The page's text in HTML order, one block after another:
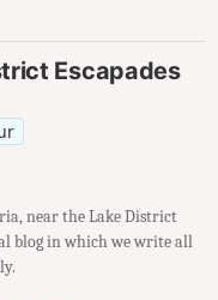
Escapades
near the Lake District
blog in which we write all